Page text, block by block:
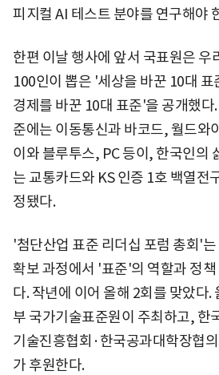
피지컬 AI 테스트 분야를 연구해야
한편 이날 행사에 앞서 국표원은 우
100인이 뽑은 '세상을 바꾼 10대
경제를 바꾼 10대 표준'을 공개했다
준에는 이동통신과 바코드, 월드와
이와 블루투스, PC 등이, 한국인의
는 교통카드와 KS 인증 1호 백열전
정됐다.
'첨단산업 표준 리더십 포럼 총회'
확보 과정에서 '표준'의 역할과 정
다. 작년에 이어 올해 2회를 맞았다.
부 국가기술표준원이 주최하고, 한
기술진흥협회·한국공과대학장협
가 후원한다.